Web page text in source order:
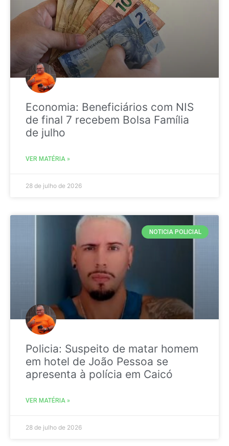
Economia: Beneficiários com NIS
de final 7 recebem Bolsa Família
de julho
VER MATÉRIA »
28 de julho de 2026
NOTICIA POLICIAL
Policia: Suspeito de matar homem
em hotel de João Pessoa se
apresenta à polícia em Caicó
VER MATÉRIA »
28 de julho de 2026